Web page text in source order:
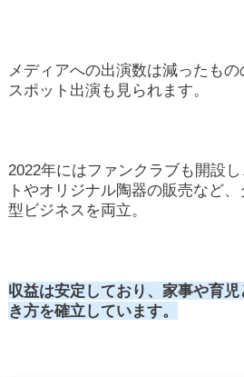
メディアへの出演数は減ったも
スポット出演も見られます。
2022年にはファンクラブも開設
トやオリジナル陶器の販売など
型ビジネスを両立。
収益は安定しており、家事や育
き方を確立しています。